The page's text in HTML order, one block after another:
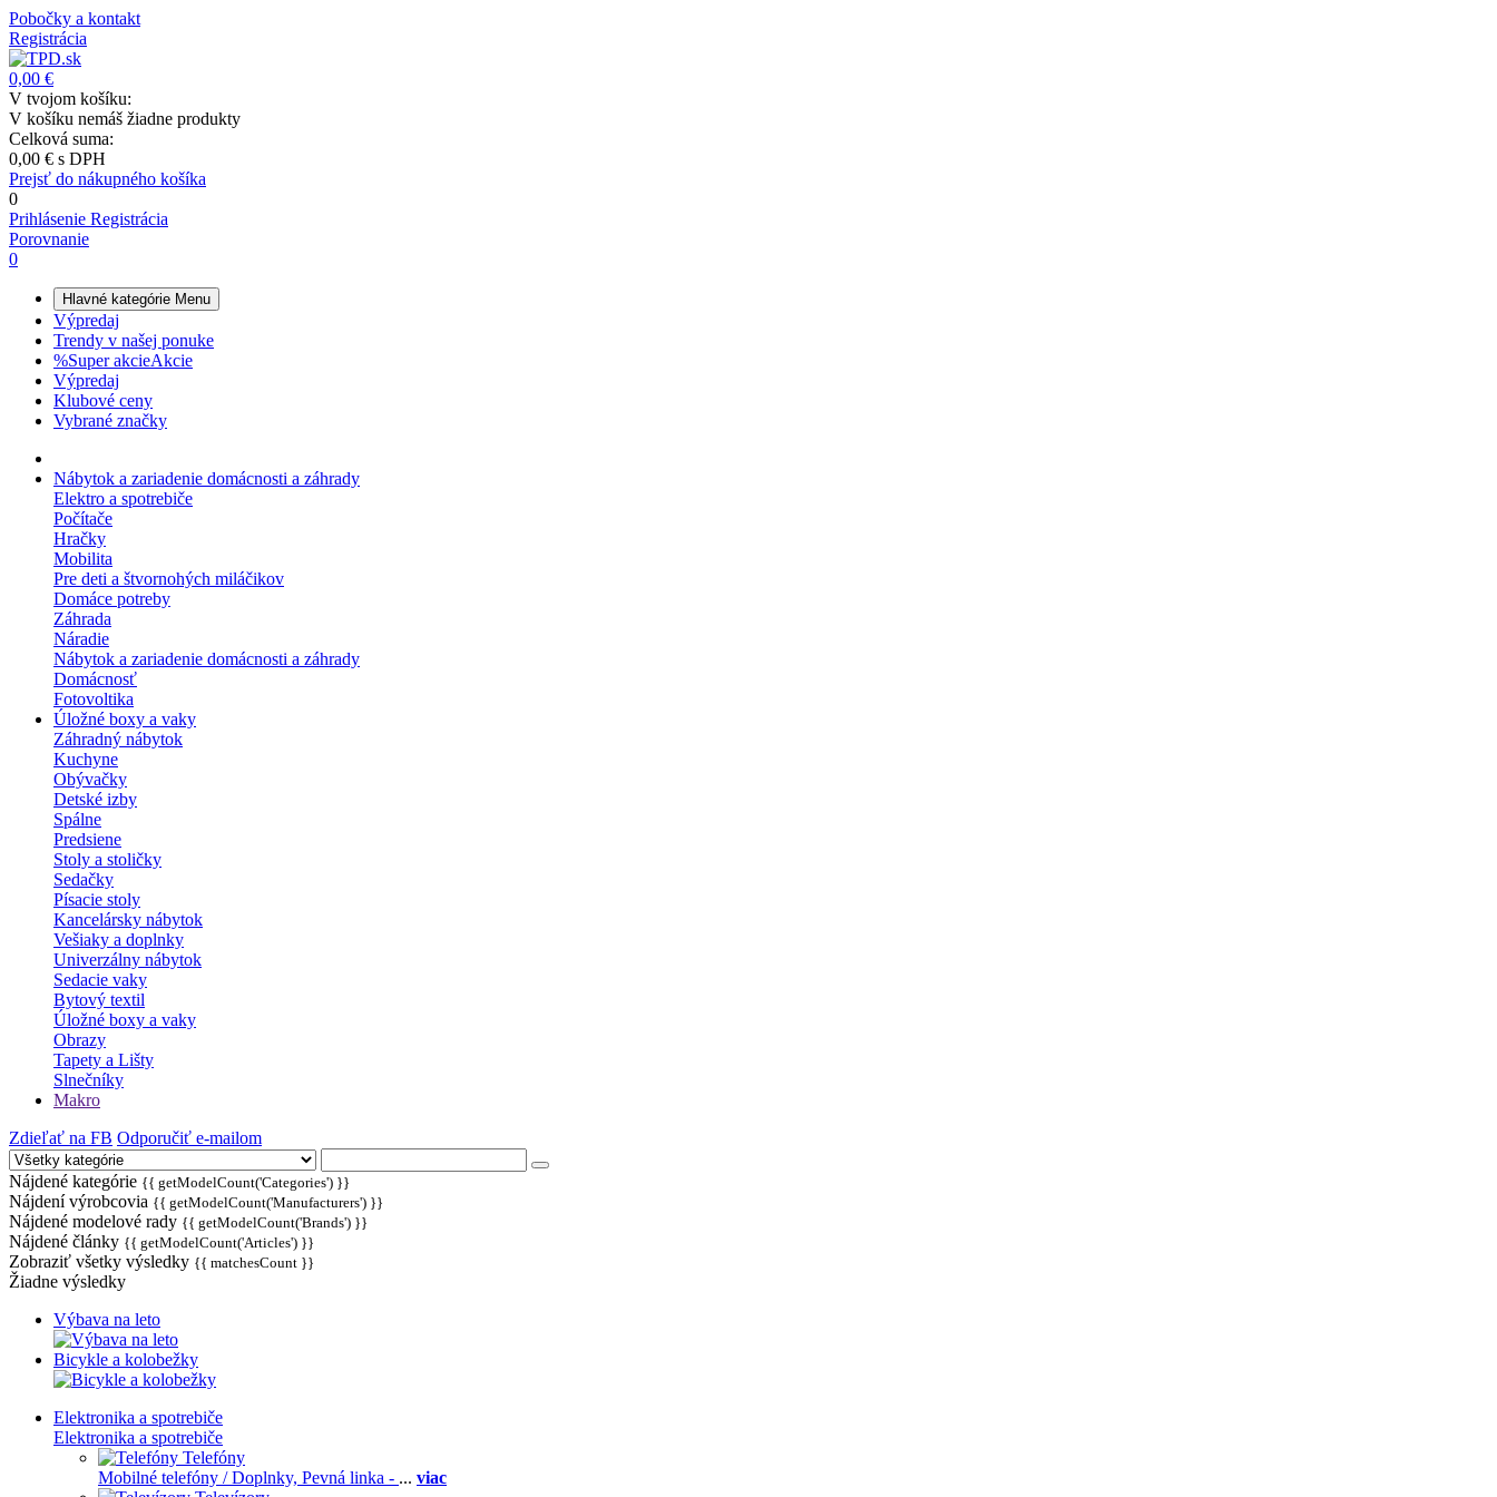
Pobočky a kontakt
Registrácia
0,00 €
V tvojom košíku:
V košíku nemáš žiadne produkty
Celková suma:
0,00 € s DPH
Prejsť do nákupného košíka
0
Prihlásenie Registrácia
Porovnanie
0
Hlavné kategórie Menu
Výpredaj
Trendy v našej ponuke
%Super akcieAkcie
Výpredaj
Klubové ceny
Vybrané značky
Nábytok a zariadenie domácnosti a záhrady
Elektro a spotrebiče
Počítače
Hračky
Mobilita
Pre deti a štvornohých miláčikov
Domáce potreby
Záhrada
Náradie
Nábytok a zariadenie domácnosti a záhrady
Domácnosť
Fotovoltika
Úložné boxy a vaky
Záhradný nábytok
Kuchyne
Obývačky
Detské izby
Spálne
Predsiene
Stoly a stoličky
Sedačky
Písacie stoly
Kancelársky nábytok
Vešiaky a doplnky
Univerzálny nábytok
Sedacie vaky
Bytový textil
Úložné boxy a vaky
Obrazy
Tapety a Lišty
Slnečníky
Makro
Zdieľať na FB Odporučiť e-mailom
Nájdené kategórie {{ getModelCount('Categories') }}
Nájdení výrobcovia {{ getModelCount('Manufacturers') }}
Nájdené modelové rady {{ getModelCount('Brands') }}
Nájdené články {{ getModelCount('Articles') }}
Zobraziť všetky výsledky {{ matchesCount }}
Žiadne výsledky
Výbava na leto
Bicykle a kolobežky
Elektronika a spotrebiče
Elektronika a spotrebiče
Telefóny
Mobilné telefóny / Doplnky, Pevná linka - ... viac